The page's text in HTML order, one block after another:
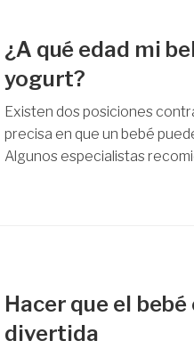
¿A qué edad mi
yogurt?
Existen dos posiciones
precisa en que un bebé
Algunos especialistas
Hacer que el
divertida